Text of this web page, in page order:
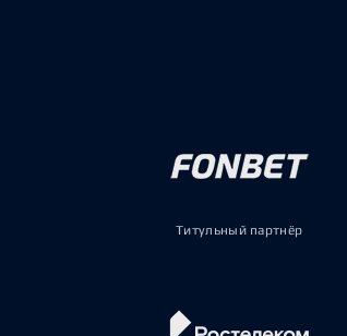
Титульный партнёр